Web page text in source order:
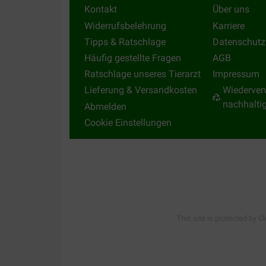
Kontakt
Widerrufsbelehrung
Tipps & Ratschlage
Häufig gestellte Fragen
Ratschlage unseres Tierarzt
Lieferung & Versandkosten
Abmelden
Cookie Einstellungen
Über uns
Karriere
Datenschutz
AGB
Impressum